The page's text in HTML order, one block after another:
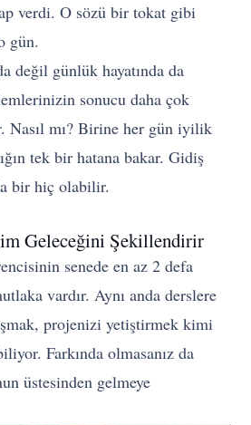
verdi. O sözü bir tokat gibi
gün.
değil günlük hayatında da
sonucu daha çok
Nasıl mı? Birine her gün iyilik
tek bir hatana bakar. Gidiş
bir hiç olabilir.
Geleceğini Şekillendirir
senede en az 2 defa
vardır. Aynı anda derslere
projenizi yetiştirmek kimi
Farkında olmasanız da
üstesinden gelmeye